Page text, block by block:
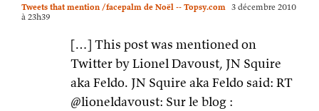
Tweets that mention /facepalm de Noël -- Topsy.com 3 décembre 2010
à 23h39
[…] This post was mentioned on
Twitter by Lionel Davoust, JN Squire
aka Feldo. JN Squire aka Feldo said: RT
@lioneldavoust: Sur le blog :